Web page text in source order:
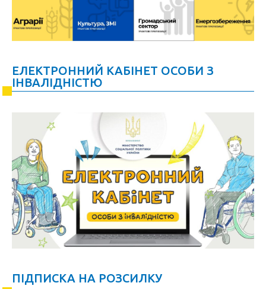
ЕЛЕКТРОННИЙ КАБІНЕТ ОСОБИ З
ІНВАЛІДНІСТЮ
ПІДПИСКА НА РОЗСИЛКУ